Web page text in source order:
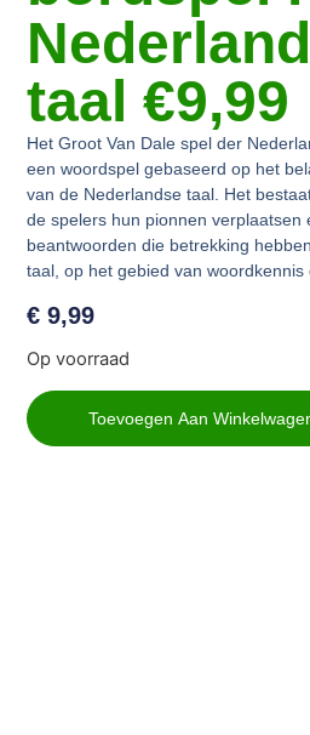
taal €9,99
Het Groot Van Dale spel der
eenwoordspel gebaseerd op het
van de Nederlandse taal. Het
de spelers hun pionnen verplaatsen
beantwoorden die betrekking
taal, op het gebied van woordkennis
€ 9,99
Op voorraad
Toevoegen Aan